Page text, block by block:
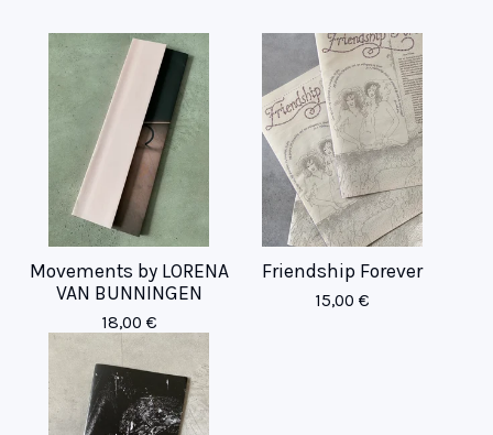
Movements by LORENA
VAN BUNNINGEN
18,00 €
Friendship Forever
15,00 €